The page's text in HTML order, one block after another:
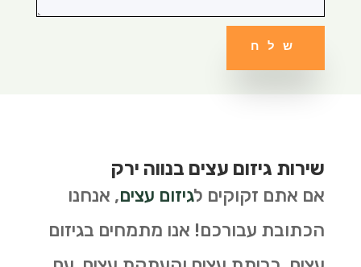
שלח
שירות גיזום עצים בנווה ירק
אם אתם זקוקים לגיזום עצים, אנחנו
הכתובת עבורכם! אנו מתמחים בגיזום